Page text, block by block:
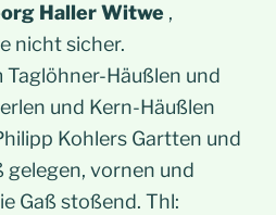
Haller Witwe ,
nicht sicher.
Taglöhner-Häußlen und
und Kern-Häußlen
Kohlers Gartten und
gelegen, vornen und
Gaß stoßend. Thl: